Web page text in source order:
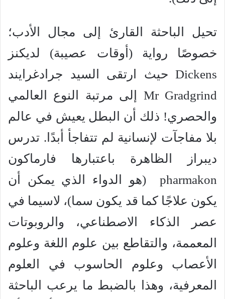
تحيل الباحثة القارئ إلى مجال الأدب؛
خصوصًا رواية (أوقات عصيبة) لديكنز
Dickens حيث ارتقى السيد جرادغرايند
Mr Gradgrind إلى مرتبة النوع العالمي
والحصري! ذلك أن البطل يعيش في عالم
بلا مفاجآت لإنسانية لم تتفاجأ أبدًا. تدرس
ديبراز الظاهرة باعتبارها فارماكون
pharmakon (هو الدواء الذي يمكن أن
يكون علاجًا كما قد يكون سما)، لاسيما في
عصر الذكاء الاصطناعي، والروبوتات
المعممة، والتقاطع بين علوم اللغة وعلوم
الأعصاب وعلوم الحاسوب في العلوم
المعرفية، وهذا بالضبط ما يرعب الباحثة